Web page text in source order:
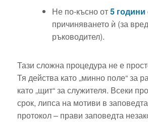
Не по-късно от5 години
причиняването ѝ (за
ръководител).
Тази сложна процедура не е
Тя действа като „минно поле“ за
като „щит“ за служителя. Всеки
срок, липса на мотиви в
протокол – прави заповедта